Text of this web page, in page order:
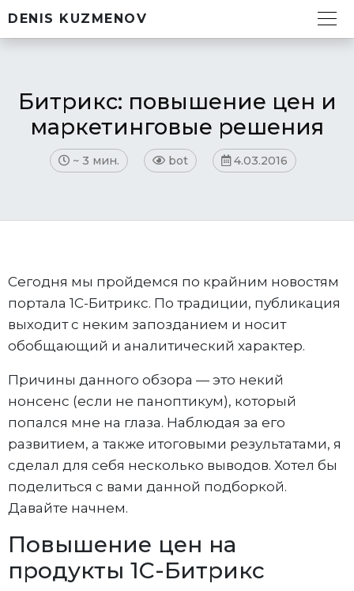
DENIS KUZMENOV
Битрикс: повышение цен и
маркетинговые решения
~ 3 мин. bot 4.03.2016
Сегодня мы пройдемся по крайним новостям
портала 1С-Битрикс. По традиции, публикация
выходит с неким запозданием и носит
обобщающий и аналитический характер.
Причины данного обзора — это некий
нонсенс (если не паноптикум), который
попался мне на глаза. Наблюдая за его
развитием, а также итоговыми результатами, я
сделал для себя несколько выводов. Хотел бы
поделиться с вами данной подборкой.
Давайте начнем.
Повышение цен на
продукты 1С-Битрикс